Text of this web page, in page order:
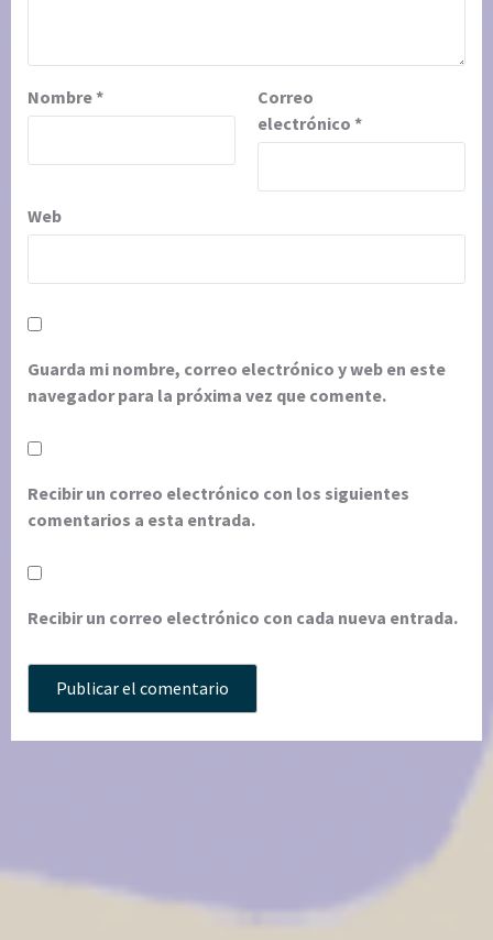
Nombre*
Correo
electrónico *
Web
Guarda mi nombre, correo electrónico y web en este
navegador para la próxima vez que comente.
Recibir un correo electrónico con los siguientes
comentarios a esta entrada.
Recibir un correo electrónico con cada nueva entrada.